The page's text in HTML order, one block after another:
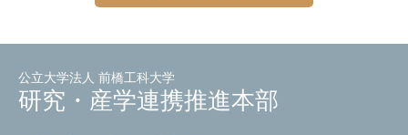
公立大学法人 前橋工科大学
研究・産学連携推進本部